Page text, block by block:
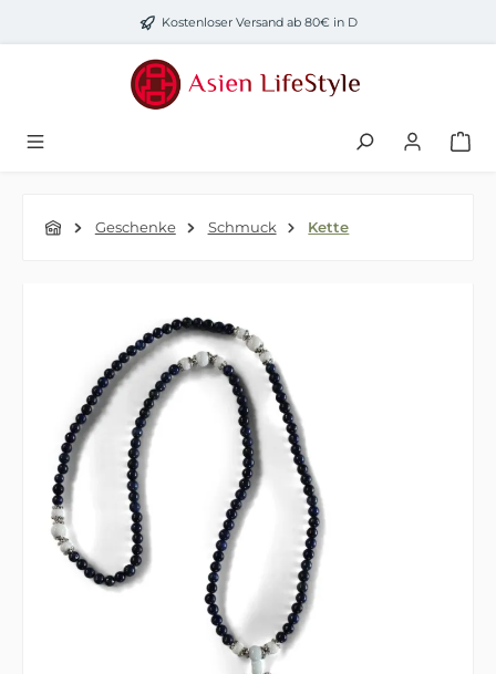
Zum Hauptinhalt springenKostenloser Versand ab 80€ in D
Geschenke Schmuck Kette